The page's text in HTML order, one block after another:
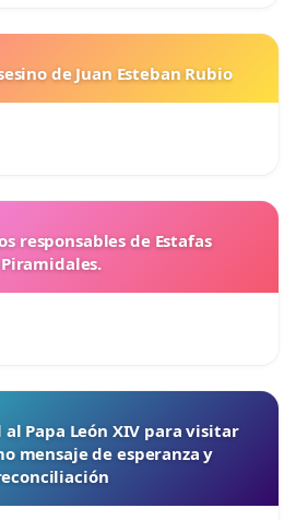
de Juan Esteban Rubio
responsables de Estafas
Piramidales.
Papa León XIV para visitar
mensaje de esperanza y